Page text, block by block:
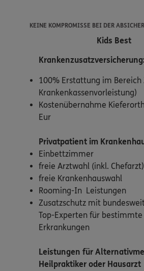
KEINE KOMPROMISSE BEI DER
Kids Best
100% Erstattung im Bereich
Krankenkassenvorleistung)
Kostenübernahme
Eur
Privatpatient im
Einbettzimmer
freie Arztwahl (inkl.
freie Krankenhauswahl
Rooming-In Leistungen
Zusatzschutz mit
Top-Experten für bestimmte
Erkrankungen
Leistungen für
Heilpraktiker oder Hausarzt